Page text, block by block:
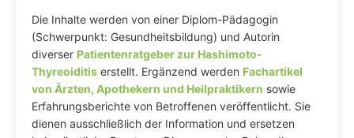
Die Inhalte werden von einer Diplom-Pädagogin
(Schwerpunkt: Gesundheitsbildung) und Autorin
diverser Patientenratgeber zur Hashimoto-
Thyreoiditis erstellt. Ergänzend werden Fachartikel
von Ärzten, Apothekern und Heilpraktikern sowie
Erfahrungsberichte von Betroffenen veröffentlicht. Sie
dienen ausschließlich der Information und ersetzen